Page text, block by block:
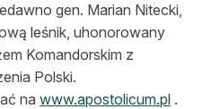
gen. Marian Nitecki,
leśnik, uhonorowany
Komandorskim z
Polski.
na www.apostolicum.pl .